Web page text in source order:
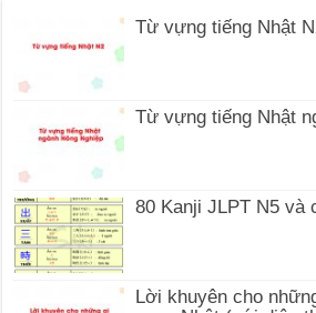
Từ vựng tiếng Nhật
Từ vựng tiếng Nhật
80 Kanji JLPT N5 và
Lời khuyên cho